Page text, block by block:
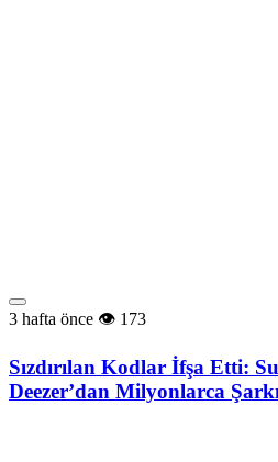
3 hafta önce 173
Sızdırılan Kodlar İfşa Etti:
Deezer’dan Milyonlarca